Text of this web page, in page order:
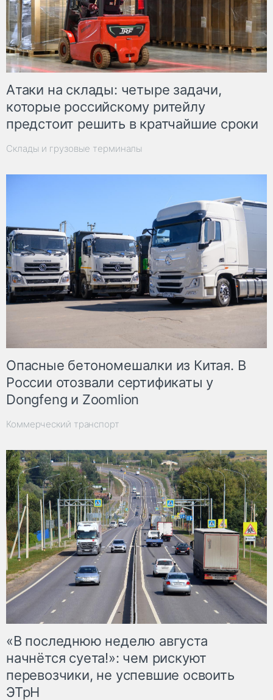
Атаки на склады: четыре задачи,
которые российскому ритейлу
предстоит решить в кратчайшие сроки
Склады и грузовые терминалы
Опасные бетономешалки из Китая. В
России отозвали сертификаты у
Dongfeng и Zoomlion
Коммерческий транспорт
«В последнюю неделю августа
начнётся суета!»: чем рискуют
перевозчики, не успевшие освоить
ЭТрН